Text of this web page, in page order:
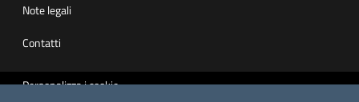
Note legali
Contatti
Personalizza i cookie